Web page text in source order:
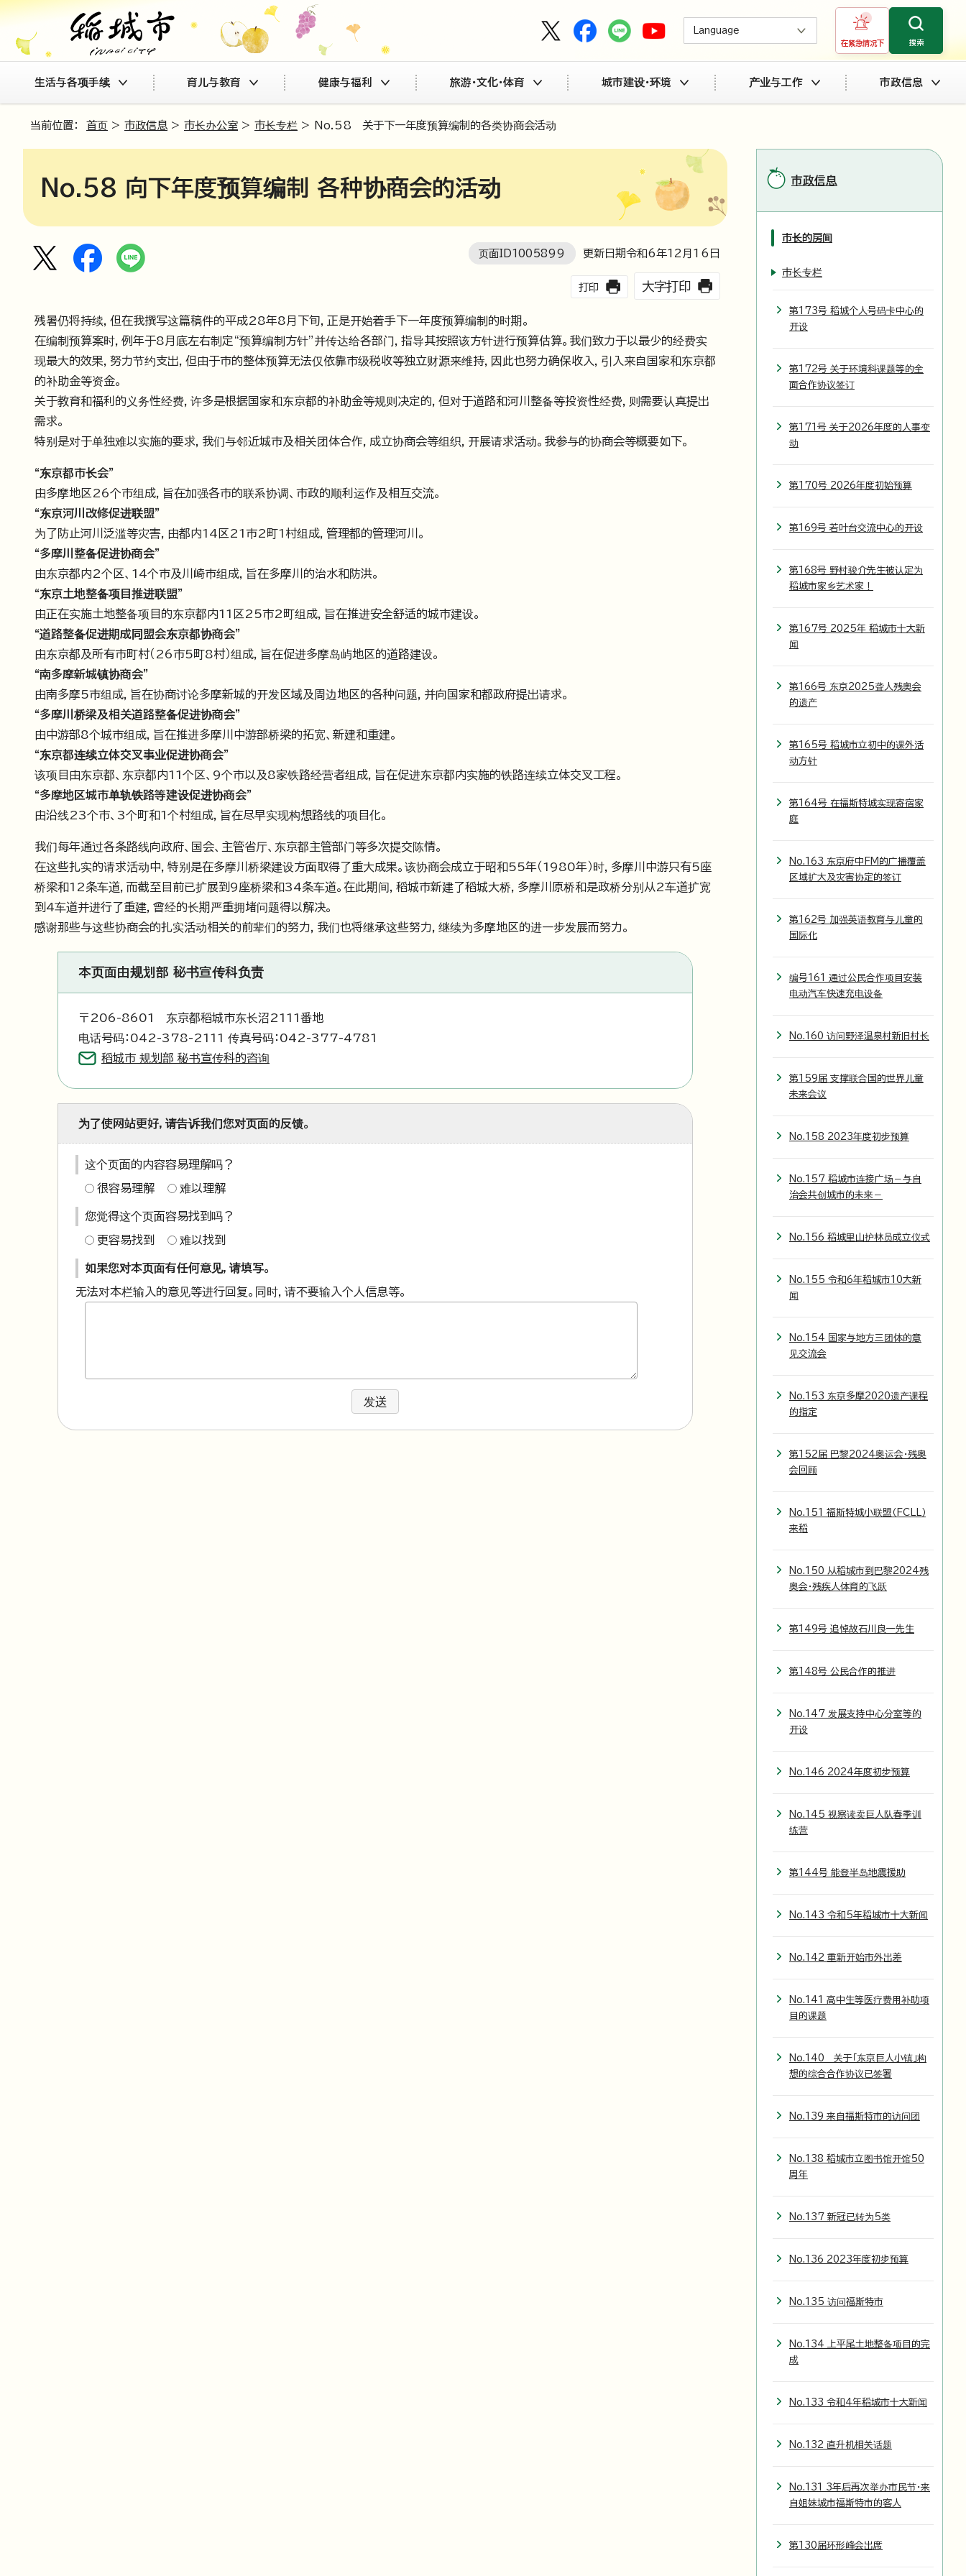
Language
在紧急情况下 搜索
生活与各项手续 育儿与教育 健康与福利 旅游・文化・体育 城市建设・环境 产业与工作 市政信息
当前位置： 首页 > 市政信息 > 市长办公室 > 市长专栏 > No.58 关于下一年度预算编制的各类协商会活动
No.58 向下年度预算编制 各种协商会的活动
页面ID1005899 更新日期令和6年12 月 16 日
打印 大字打印
残暑仍将持续，但在我撰写这篇稿件的平成28年8月下旬，正是开始着手下一年度预算编制的时期。
在编制预算案时，例年于8月底左右制定“预算编制方针”并传达给各部门，指导其按照该方针进行预算估算。我们致力于以最少的经费实
现最大的效果，努力节约支出，但由于市的整体预算无法仅依靠市级税收等独立财源来维持，因此也努力确保收入，引入来自国家和东京都
的补助金等资金。
关于教育和福利的义务性经费，许多是根据国家和东京都的补助金等规则决定的，但对于道路和河川整备等投资性经费，则需要认真提出
需求。
特别是对于单独难以实施的要求，我们与邻近城市及相关团体合作，成立协商会等组织，开展请求活动。我参与的协商会等概要如下。
“东京都市长会”
由多摩地区26个市组成，旨在加强各市的联系协调、市政的顺利运作及相互交流。
“东京河川改修促进联盟”
为了防止河川泛滥等灾害，由都内14区21市2町1村组成，管理都的管理河川。
“多摩川整备促进协商会”
由东京都内2个区、14个市及川崎市组成，旨在多摩川的治水和防洪。
“东京土地整备项目推进联盟”
由正在实施土地整备项目的东京都内11区25市2町组成，旨在推进安全舒适的城市建设。
“道路整备促进期成同盟会东京都协商会”
由东京都及所有市町村（26市5町8村）组成，旨在促进多摩岛屿地区的道路建设。
“南多摩新城镇协商会”
由南多摩5市组成，旨在协商讨论多摩新城的开发区域及周边地区的各种问题，并向国家和都政府提出请求。
“多摩川桥梁及相关道路整备促进协商会”
由中游部8个城市组成，旨在推进多摩川中游部桥梁的拓宽、新建和重建。
“东京都连续立体交叉事业促进协商会”
该项目由东京都、东京都内11个区、9个市以及8家铁路经营者组成，旨在促进东京都内实施的铁路连续立体交叉工程。
“多摩地区城市单轨铁路等建设促进协商会”
由沿线23个市、3个町和1个村组成，旨在尽早实现构想路线的项目化。
我们每年通过各条路线向政府、国会、主管省厅、东京都主管部门等多次提交陈情。
在这些扎实的请求活动中，特别是在多摩川桥梁建设方面取得了重大成果。该协商会成立于昭和55年（1980年）时，多摩川中游只有5座
桥梁和12条车道，而截至目前已扩展到9座桥梁和34条车道。在此期间，稻城市新建了稻城大桥，多摩川原桥和是政桥分别从2车道扩宽
到4车道并进行了重建，曾经的长期严重拥堵问题得以解决。
感谢那些与这些协商会的扎实活动相关的前辈们的努力，我们也将继承这些努力，继续为多摩地区的进一步发展而努力。
本页面由规划部 秘书宣传科负责
〒206-8601 东京都稻城市东长沼2111番地
电话号码：042-378-2111 传真号码：042-377-4781
稻城市 规划部 秘书宣传科的咨询
为了使网站更好，请告诉我们您对页面的反馈。
这个页面的内容容易理解吗？
很容易理解 难以理解
您觉得这个页面容易找到吗？
更容易找到 难以找到
如果您对本页面有任何意见，请填写。
无法对本栏输入的意见等进行回复。同时，请不要输入个人信息等。
发送
市政信息
市长的房间
市长专栏
第173号 稻城个人号码卡中心的
开设
第172号 关于环境科课题等的全
面合作协议签订
第171号 关于2026年度的人事变
动
第170号 2026年度初始预算
第169号 若叶台交流中心的开设
第168号 野村骏介先生被认定为
稻城市家乡艺术家！
第167号 2025年 稻城市十大新
闻
第166号 东京2025聋人残奥会
的遗产
第165号 稻城市立初中的课外活
动方针
第164号 在福斯特城实现寄宿家
庭
No.163 东京府中FM的广播覆盖
区域扩大及灾害协定的签订
第162号 加强英语教育与儿童的
国际化
编号161 通过公民合作项目安装
电动汽车快速充电设备
No.160 访问野泽温泉村新旧村长
第159届 支撑联合国的世界儿童
未来会议
No.158 2023年度初步预算
No.157 稻城市连接广场－与自
治会共创城市的未来－
No.156 稻城里山护林员成立仪式
No.155 令和6年稻城市10大新
闻
No.154 国家与地方三团体的意
见交流会
No.153 东京多摩2020遗产课程
的指定
第152届 巴黎2024奥运会・残奥
会回顾
No.151 福斯特城小联盟（FCLL）
来稻
No.150 从稻城市到巴黎2024残
奥会・残疾人体育的飞跃
第149号 追悼故石川良一先生
第148号 公民合作的推进
No.147 发展支持中心分室等的
开设
No.146 2024年度初步预算
No.145 视察读卖巨人队春季训
练营
第144号 能登半岛地震援助
No.143 令和5年稻城市十大新闻
No.142 重新开始市外出差
No.141 高中生等医疗费用补助项
目的课题
No.140 关于「东京巨人小镇」构
想的综合合作协议已签署
No.139 来自福斯特市的访问团
No.138 稻城市立图书馆开馆50
周年
No.137 新冠已转为5类
No.136 2023年度初步预算
No.135 访问福斯特市
No.134 上平尾土地整备项目的完
成
No.133 令和4年稻城市十大新闻
No.132 直升机相关话题
No.131 3年后再次举办市民节・来
自姐妹城市福斯特市的客人
第130届环形峰会出席